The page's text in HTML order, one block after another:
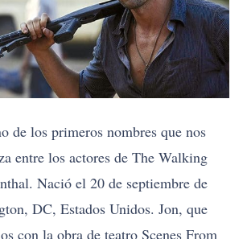
de los primeros nombres que nos
entre los actores de The Walking
Nació el 20 de septiembre de
DC, Estados Unidos. Jon, que
con la obra de teatro Scenes From